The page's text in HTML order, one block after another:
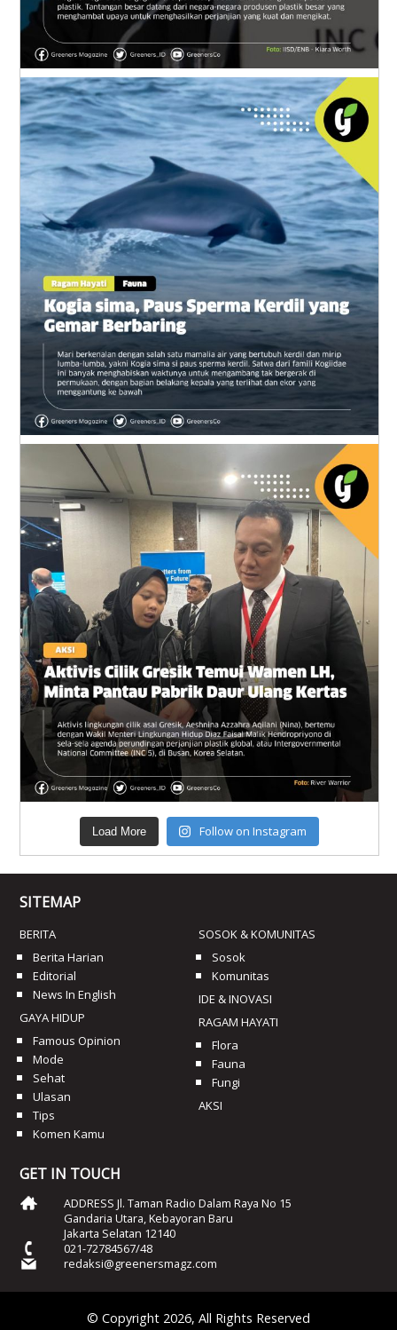
Load More Follow on Instagram
SITEMAP
BERITA
Berita Harian
Editorial
News In English
GAYA HIDUP
Famous Opinion
Mode
Sehat
Ulasan
Tips
Komen Kamu
SOSOK & KOMUNITAS
Sosok
Komunitas
IDE & INOVASI
RAGAM HAYATI
Flora
Fauna
Fungi
AKSI
GET IN TOUCH
ADDRESS Jl. Taman Radio Dalam Raya No 15
Gandaria Utara, Kebayoran Baru
Jakarta Selatan 12140
021-72784567/48
redaksi@greenersmagz.com
© Copyright 2026, All Rights Reserved